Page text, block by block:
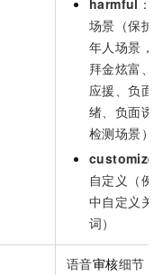
harmful ：
场景（保护
年人场景，
拜金炫富、
应援、负面
绪、负面诱
检测场景）
customized
自定义（例
中自定义关
词）
语音审核细节，